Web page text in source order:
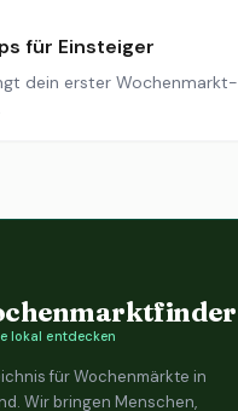
für Einsteiger
dein erster Wochenmarkt-
lokal entdecken
für Wochenmärkte in
Wir bringen Menschen,